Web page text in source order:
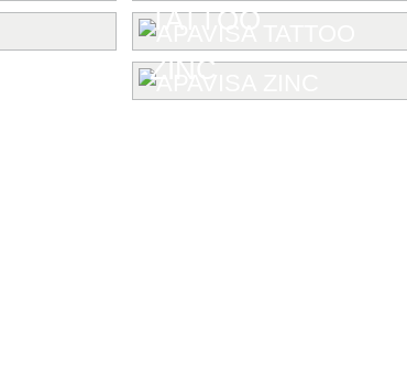
TATTOO
ZINC